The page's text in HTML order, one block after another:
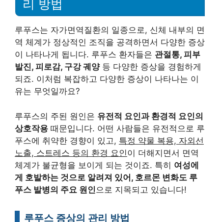
리 방법
루푸스는 자가면역질환의 일종으로, 신체 내부의 면
역 체계가 정상적인 조직을 공격하면서 다양한 증상
이 나타나게 됩니다. 루푸스 환자들은 관절통, 피부
발진, 피로감, 구강 궤양등 다양한 증상을 경험하게
되죠. 이처럼 복잡하고 다양한 증상이 나타나는 이
유는 무엇일까요?
루푸스의 주된 원인은 유전적 요인과 환경적 요인의
상호작용 때문입니다. 어떤 사람들은 유전적으로 루
푸스에 취약한 경향이 있고, 특정 약물 복용, 자외선
노출, 스트레스 등의 환경 요인이 더해지면서 면역
체계가 불균형을 보이게 되는 것이죠. 특히 여성에
게 호발하는 것으로 알려져 있어, 호르몬 변화도 루
푸스 발병의 주요 원인 으로 지목되고 있습니다!
루푸스 증상의 관리 방법